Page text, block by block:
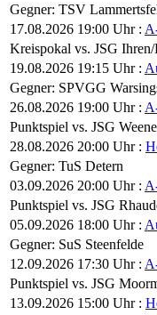
Gegner: TSV
17.08.2026 19:00 Uhr :
Kreispokal vs. JSG Ihren/
19.08.2026 19:15 Uhr :
Gegner: SPVGG
26.08.2026 19:00 Uhr :
Punktspiel vs. JSG
28.08.2026 20:00 Uhr :
Gegner: TuS Detern
03.09.2026 20:00 Uhr :
Punktspiel vs. JSG
05.09.2026 18:00 Uhr :
Gegner: SuS Steenfelde
12.09.2026 17:30 Uhr :
Punktspiel vs. JSG
13.09.2026 15:00 Uhr :